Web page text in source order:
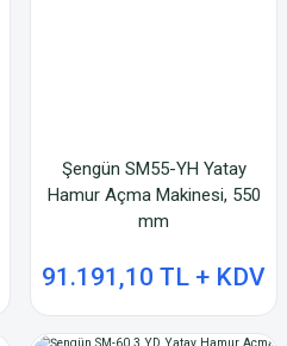
Şengün SM55-YH Yatay
Hamur Açma Makinesi, 550
mm
91.191,10 TL + KDV